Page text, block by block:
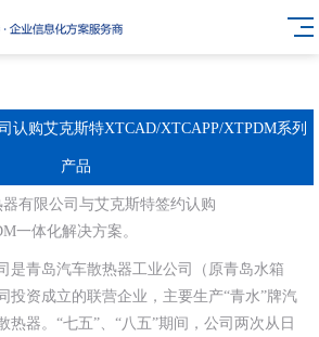
认购艾克斯特XTCAD/XTCAPP/XTPDM系列
产品
有限公司与艾克斯特签约认购
一体化解决方案。
是青岛汽车散热器工业公司（原青岛水箱
投资成立的联营企业，主要生产“青水”牌汽
热器。“七五”、“八五”期间，公司两次从日